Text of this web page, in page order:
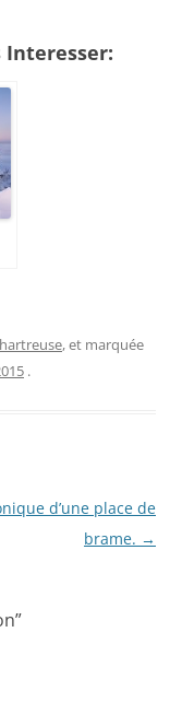
, et marquée
.
d’une place de
brame. →
”